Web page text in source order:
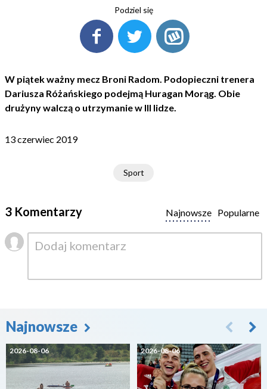
Podziel się
W piątek ważny mecz Broni Radom. Podopieczni trenera
Dariusza Różańskiego podejmą Huragan Morąg. Obie
drużyny walczą o utrzymanie w III lidze.
13 czerwiec 2019
Sport
3 Komentarzy Popularne
Najnowsze
Najnowsze
2026-08-06 2026-08-06